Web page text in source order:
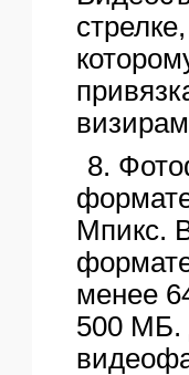
8.
Мпикс.
менее
500 МБ.